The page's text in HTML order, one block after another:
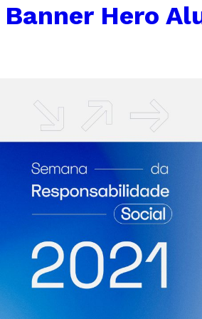
Banner Hero